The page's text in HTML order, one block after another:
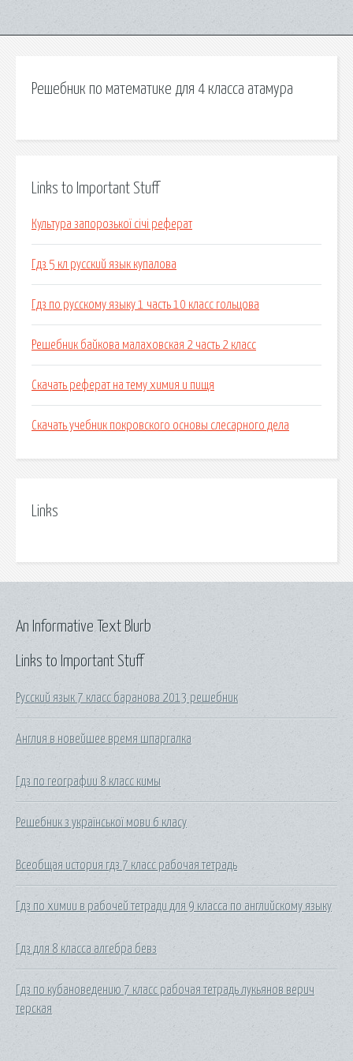
Решебник по математике для 4 класса атамура
Links to Important Stuff
Культура запорозької січі реферат
Гдз 5 кл русский язык купалова
Гдз по русскому языку 1 часть 10 класс гольцова
Решебник байкова малаховская 2 часть 2 класс
Скачать реферат на тему химия и пищя
Скачать учебник покровского основы слесарного дела
Links
Links to Important Stuff
Русский язык 7 класс баранова 2013 решебник
Англия в новейшее время шпаргалка
Гдз по географии 8 класс кимы
Решебник з української мови 6 класу
Всеобщая история гдз 7 класс рабочая тетрадь
Гдз по химии в рабочей тетради для 9 класса по английскому языку
Гдз для 8 класса алгебра бевз
Гдз по кубановедению 7 класс рабочая тетрадь лукьянов верич
терская
An Informative Text Blurb